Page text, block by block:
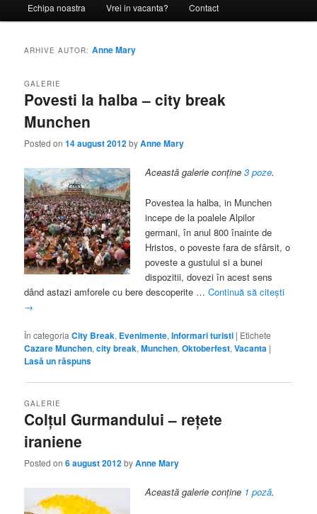
Echipa noastra Vrei in vacanta? Contact
ARHIVE AUTOR:Anne Mary
Povesti la halba – city break
Munchen
GALERIE
Posted on14 august 2012byAnne Mary
Această galerie conține3 poze.
Povestea la halba, in Munchen
incepe de la poalele Alpilor
germani, în anul 800 înainte de
Hristos, o poveste fara de sfârsit, o
poveste a gustului si a bunei
dispozitii, dovezi în acest sens
dând astazi amforele cu bere descoperite …Continuă să citești
→
În categoria City Break, Evenimente,Informari turisti | Etichete
Cazare Munchen,city break,Munchen,Oktoberfest,Vacanta |
Lasă un răspuns
Colţul Gurmandului – reţete
iraniene
GALERIE
Posted on6 august 2012byAnne Mary
Această galerie conține 1 poză.